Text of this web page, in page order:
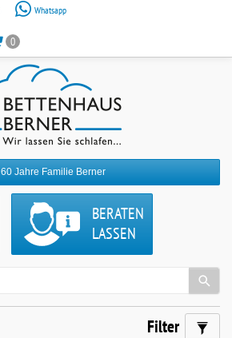
Whatsapp
0
60 Jahre Familie Berner
BERATEN
LASSEN
Filter